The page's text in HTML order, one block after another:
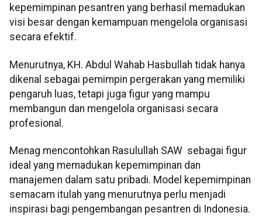
kepemimpinan pesantren yang berhasil memadukan
visi besar dengan kemampuan mengelola organisasi
secara efektif.
Menurutnya, KH. Abdul Wahab Hasbullah tidak hanya
dikenal sebagai pemimpin pergerakan yang memiliki
pengaruh luas, tetapi juga figur yang mampu
membangun dan mengelola organisasi secara
profesional.
Menag mencontohkan Rasulullah SAW sebagai figur
ideal yang memadukan kepemimpinan dan
manajemen dalam satu pribadi. Model kepemimpinan
semacam itulah yang menurutnya perlu menjadi
inspirasi bagi pengembangan pesantren di Indonesia.